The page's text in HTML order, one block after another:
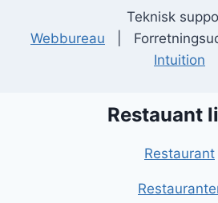
Teknisk
Webbureau |
Intuition
Restauant
Restaurant